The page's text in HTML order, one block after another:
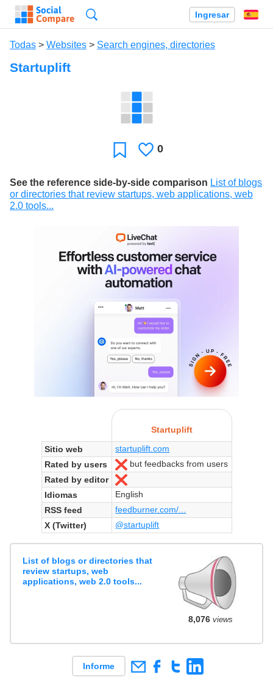
Ingresar
Todas > Websites > Search engines, directories
Startuplift
Favoritos
Le
0
See the reference side-by-side comparison List of blogs
or directories that review startups, web applications, web
2.0 tools...
Startuplift
Sitio web
startuplift.com
Rated by users
No
but feedbacks from users
Rated by editor
No
Idiomas
English
RSS feed
feedburner.com/...
X (Twitter)
@startuplift
List of blogs or directories that
review startups, web
applications, web 2.0 tools...
8,076views
Informe